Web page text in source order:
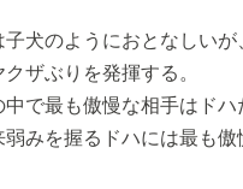
子犬のようにおとなしいが
ザぶりを発揮する。
中で最も傲慢な相手はドハ
みを握るドハには最も傲